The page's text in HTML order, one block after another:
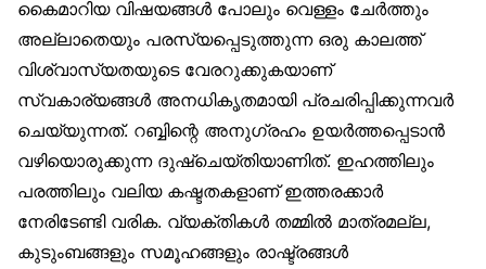
കൈമാറിയ വിഷയങ്ങൾ പോലും വെള്ളം ചേർത്തും
അല്ലാതെയും പരസ്യപ്പെടുത്തുന്ന ഒരു കാലത്ത്
വിശ്വാസ്യതയുടെ വേരറുക്കുകയാണ്
സ്വകാര്യങ്ങൾ അനധികൃതമായി പ്രചരിപ്പിക്കുന്നവർ
ചെയ്യുന്നത്. റബ്ബിന്റെ അനുഗ്രഹം ഉയർത്തപ്പെടാൻ
വഴിയൊരുക്കുന്ന ദുഷ്‌ചെയ്തിയാണിത്. ഇഹത്തിലും
പരത്തിലും വലിയ കഷ്ടതകളാണ് ഇത്തരക്കാർ
നേരിടേണ്ടി വരിക. വ്യക്തികൾ തമ്മിൽ മാത്രമല്ല,
കുടുംബങ്ങളും സമൂഹങ്ങളും രാഷ്ട്രങ്ങൾ